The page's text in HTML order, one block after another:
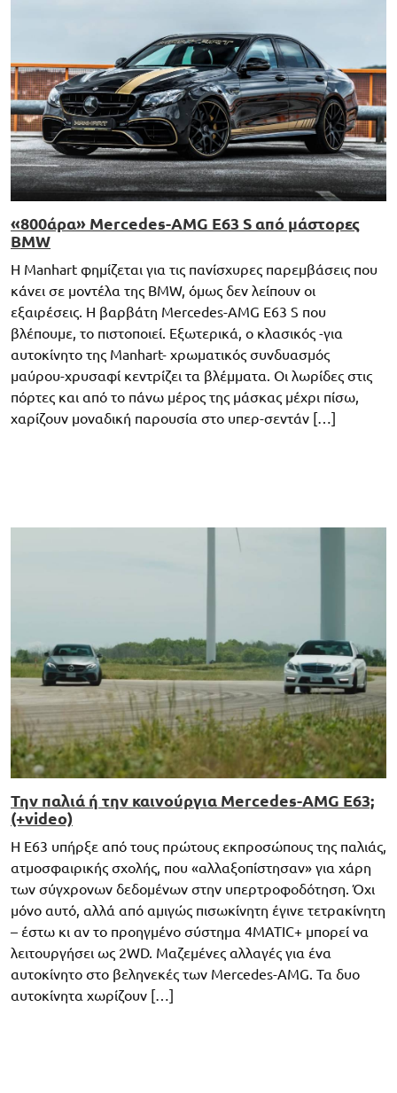
«800άρα» Mercedes-AMG E63 S από μάστορες
BMW
Η Manhart φημίζεται για τις πανίσχυρες παρεμβάσεις που
κάνει σε μοντέλα της BMW, όμως δεν λείπουν οι
εξαιρέσεις. Η βαρβάτη Mercedes-AMG E63 S που
βλέπουμε, το πιστοποιεί. Εξωτερικά, ο κλασικός -για
αυτοκίνητο της Manhart- χρωματικός συνδυασμός
μαύρου-χρυσαφί κεντρίζει τα βλέμματα. Οι λωρίδες στις
πόρτες και από το πάνω μέρος της μάσκας μέχρι πίσω,
χαρίζουν μοναδική παρουσία στο υπερ-σεντάν […]
Την παλιά ή την καινούργια Mercedes-AMG E63;
(+video)
Η E63 υπήρξε από τους πρώτους εκπροσώπους της παλιάς,
ατμοσφαιρικής σχολής, που «αλλαξοπίστησαν» για χάρη
των σύγχρονων δεδομένων στην υπερτροφοδότηση. Όχι
μόνο αυτό, αλλά από αμιγώς πισωκίνητη έγινε τετρακίνητη
– έστω κι αν το προηγμένο σύστημα 4MATIC+ μπορεί να
λειτουργήσει ως 2WD. Μαζεμένες αλλαγές για ένα
αυτοκίνητο στο βεληνεκές των Mercedes-AMG. Τα δυο
αυτοκίνητα χωρίζουν […]